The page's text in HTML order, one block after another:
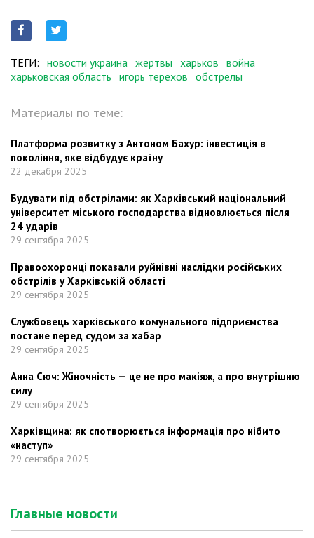
ТЕГИ: новости украина жертвы харьков война
харьковская область игорь терехов обстрелы
Материалы по теме:
Платформа розвитку з Антоном Бахур: інвестиція в
покоління, яке відбудує країну
22 декабря 2025
Будувати під обстрілами: як Харківський національний
університет міського господарства відновлюється після
24 ударів
29 сентября 2025
Правоохоронці показали руйнівні наслідки російських
обстрілів у Харківській області
29 сентября 2025
Службовець харківського комунального підприємства
постане перед судом за хабар
29 сентября 2025
Анна Сюч: Жіночність — це не про макіяж, а про внутрішню
силу
29 сентября 2025
Харківщина: як спотворюється інформація про нібито
«наступ»
29 сентября 2025
Главные новости